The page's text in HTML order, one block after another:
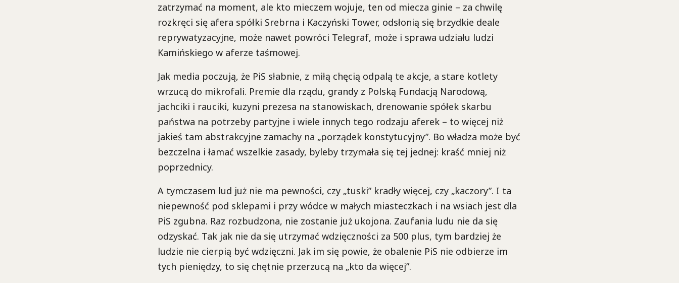
zatrzymać na moment, ale kto mieczem wojuje, ten od miecza ginie – za chwilę
rozkręci się afera spółki Srebrna i Kaczyński Tower, odsłonią się brzydkie deale
reprywatyzacyjne, może nawet powróci Telegraf, może i sprawa udziału ludzi
Kamińskiego w aferze taśmowej.
Jak media poczują, że PiS słabnie, z miłą chęcią odpalą te akcje, a stare kotlety
wrzucą do mikrofali. Premie dla rządu, grandy z Polską Fundacją Narodową,
jachciki i rauciki, kuzyni prezesa na stanowiskach, drenowanie spółek skarbu
państwa na potrzeby partyjne i wiele innych tego rodzaju aferek – to więcej niż
jakieś tam abstrakcyjne zamachy na „porządek konstytucyjny”. Bo władza może być
bezczelna i łamać wszelkie zasady, byleby trzymała się tej jednej: kraść mniej niż
poprzednicy.
A tymczasem lud już nie ma pewności, czy „tuski” kradły więcej, czy „kaczory”. I ta
niepewność pod sklepami i przy wódce w małych miasteczkach i na wsiach jest dla
PiS zgubna. Raz rozbudzona, nie zostanie już ukojona. Zaufania ludu nie da się
odzyskać. Tak jak nie da się utrzymać wdzięczności za 500 plus, tym bardziej że
ludzie nie cierpią być wdzięczni. Jak im się powie, że obalenie PiS nie odbierze im
tych pieniędzy, to się chętnie przerzucą na „kto da więcej”.